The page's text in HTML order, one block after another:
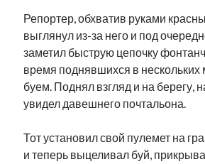
Репортер, обхватив руками
выглянул из-за него и под
заметил быструю цепочку
время поднявшихся в нескольких
буем. Поднял взгляд и на берегу,
увидел давешнего почтальона.
Тот установил свой пулемет на
и теперь выцеливал буй,